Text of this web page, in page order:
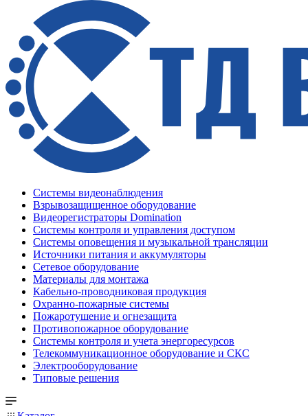
Системы видеонаблюдения
Взрывозащищенное оборудование
Видеорегистраторы Domination
Системы контроля и управления доступом
Системы оповещения и музыкальной трансляции
Источники питания и аккумуляторы
Сетевое оборудование
Материалы для монтажа
Кабельно-проводниковая продукция
Охранно-пожарные системы
Пожаротушение и огнезащита
Противопожарное оборудование
Системы контроля и учета энергоресурсов
Телекоммуникационное оборудование и СКС
Электрооборудование
Типовые решения